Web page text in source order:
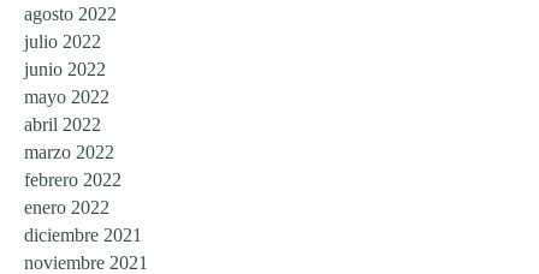
agosto 2022
julio 2022
junio 2022
mayo 2022
abril 2022
marzo 2022
febrero 2022
enero 2022
diciembre 2021
noviembre 2021